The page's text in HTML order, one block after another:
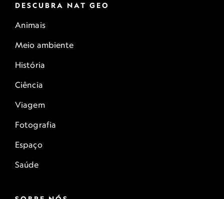
DESCUBRA NAT GEO
Animais
Meio ambiente
História
Ciência
Viagem
Fotografia
Espaço
Saúde